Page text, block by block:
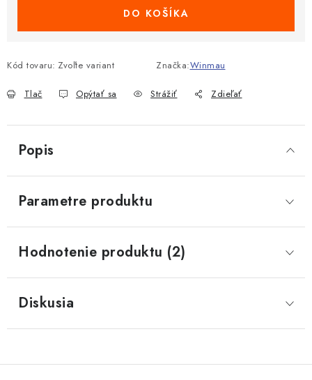
DO KOŠÍKA
Kód tovaru: Zvoľte variant Značka:Winmau
Tlač Opýtať sa Strážiť Zdieľať
Popis
Parametre produktu
Hodnotenie produktu (2)
Diskusia